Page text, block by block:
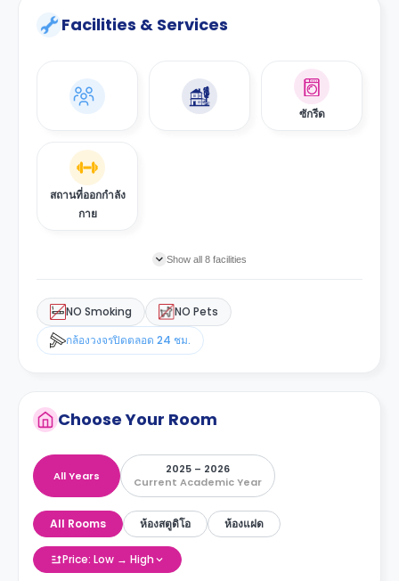
Facilities & Services
ซักรีด
สถานที่ออกกำลัง
กาย
Show all 8 facilities
NO Smoking
NO Pets
กล้องวงจรปิดตลอด 24 ชม.
Choose Your Room
All Years
2025 – 2026
Current Academic Year
All Rooms ห้องสตูดิโอ ห้องแฝด
Price: Low → High